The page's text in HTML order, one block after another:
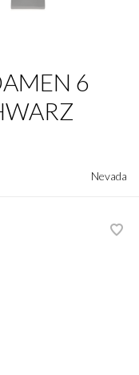
6
Nevada